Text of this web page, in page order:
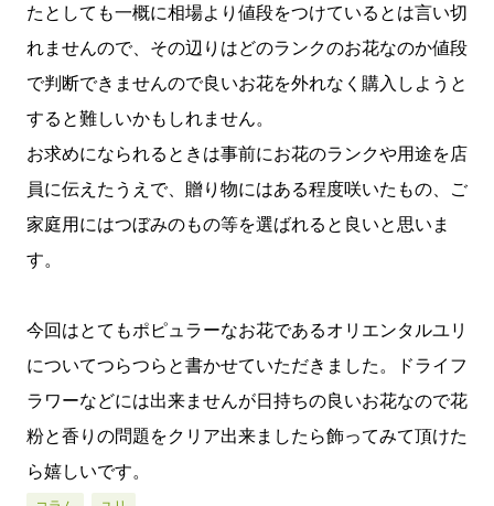
たとしても一概に相場より値段をつけているとは言い切
れませんので、その辺りはどのランクのお花なのか値段
で判断できませんので良いお花を外れなく購入しようと
すると難しいかもしれません。
お求めになられるときは事前にお花のランクや用途を店
員に伝えたうえで、贈り物にはある程度咲いたもの、ご
家庭用にはつぼみのもの等を選ばれると良いと思いま
す。
今回はとてもポピュラーなお花であるオリエンタルユリ
についてつらつらと書かせていただきました。ドライフ
ラワーなどには出来ませんが日持ちの良いお花なので花
粉と香りの問題をクリア出来ましたら飾ってみて頂けた
ら嬉しいです。